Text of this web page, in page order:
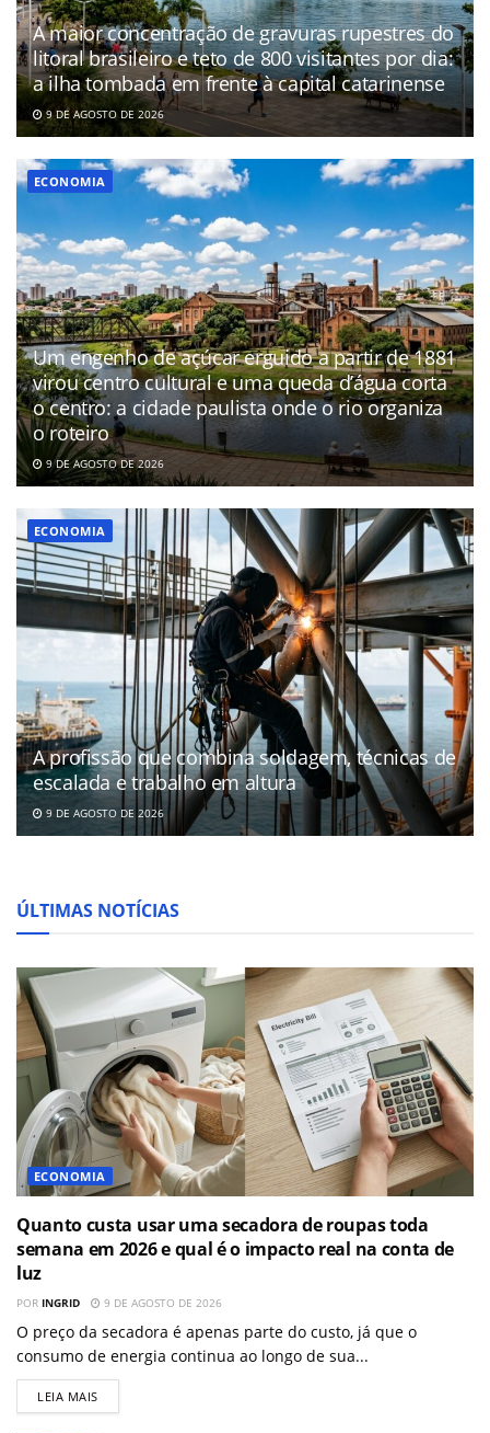
A maior concentração de gravuras rupestres do
litoral brasileiro e teto de 800 visitantes por dia:
a ilha tombada em frente à capital catarinense
9 DE AGOSTO DE 2026
ECONOMIA
Um engenho de açúcar erguido a partir de 1881
virou centro cultural e uma queda d’água corta
o centro: a cidade paulista onde o rio organiza
o roteiro
9 DE AGOSTO DE 2026
ECONOMIA
A profissão que combina soldagem, técnicas de
escalada e trabalho em altura
9 DE AGOSTO DE 2026
ÚLTIMAS NOTÍCIAS
ECONOMIA
Quanto custa usar uma secadora de roupas toda
semana em 2026 e qual é o impacto real na conta de
luz
POR INGRID 9 DE AGOSTO DE 2026
O preço da secadora é apenas parte do custo, já que o
consumo de energia continua ao longo de sua...
LEIA MAIS